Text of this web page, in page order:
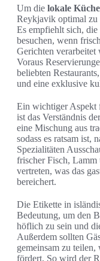
Um die lokale Küche
Reykjavik optimal zu
Es empfiehlt sich,
besuchen, wenn
Gerichten verarbeitet
Voraus
beliebten
und eine exklusive
Ein wichtiger Aspekt
ist das Verständnis
eine Mischung aus
sodass es ratsam ist,
Spezialitäten
frischer Fisch, Lamm
vertreten, was das
bereichert.
Die Etikette in
Bedeutung, um den
höflich zu sein und
Außerdem sollten
gemeinsam zu teilen,
fördert. So wird der